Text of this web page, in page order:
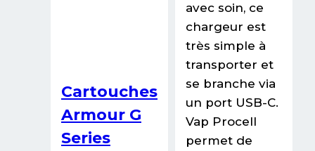
Cartouches
Armour G
Series
avec soin, ce
chargeur est
très simple à
transporter et
se branche via
un port USB-C.
Vap Procell
permet de